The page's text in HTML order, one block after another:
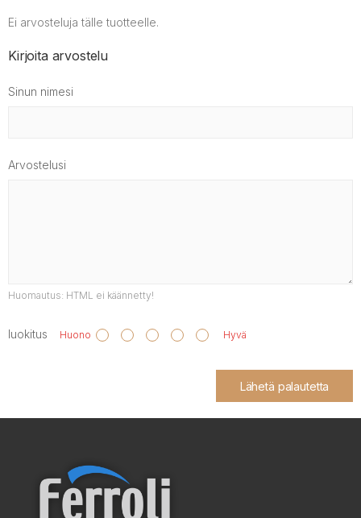
Ei arvosteluja tälle tuotteelle.
Kirjoita arvostelu
Sinun nimesi
Arvostelusi
Huomautus: HTML ei käännetty!
luokitus Huono Hyvä
Lähetä palautetta